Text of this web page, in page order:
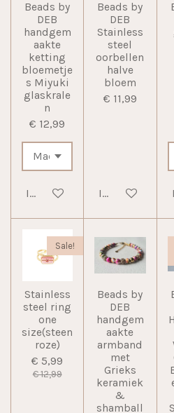
Beads by
DEB
handgem
aakte
ketting
bloemetje
s Miyuki
glaskrale
n
€ 12,99
In winkelwagen
Beads by
DEB
Stainless
steel
oorbellen
halve
bloem
€ 11,99
In
Sale!
Stainless
steel ring
one
size(steen
roze)
€ 5,99
€ 12,99
Beads by
DEB
handgem
aakte
armband
met
Grieks
keramiek
&
shamball